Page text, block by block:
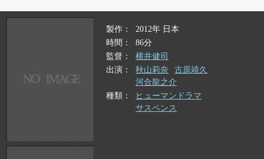
製作
2012年 日本
時間
86分
監督
横井健司
出演
秋山莉奈
古原靖久
河合龍之介
種類
ヒューマンドラマ
サスペンス